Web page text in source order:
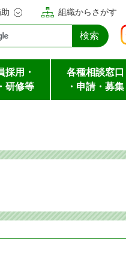
組織からさがす
採用・
研修等
各種相談窓口
・申請・募集